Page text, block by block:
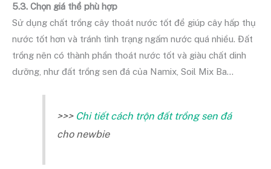
5.3. Chọn giá thể phù hợp
Sử dụng chất trồng cây thoát nước tốt để giúp cây hấp thụ
nước tốt hơn và tránh tình trạng ngấm nước quá nhiều. Đất
trồng nên có thành phần thoát nước tốt và giàu chất dinh
dưỡng, như đất trồng sen đá của Namix, Soil Mix Ba…
>>> Chi tiết cách trộn đất trồng sen đá
cho newbie